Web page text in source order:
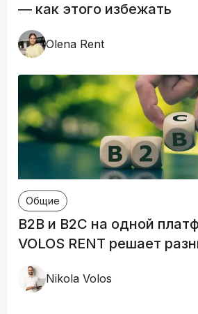
— как этого избежать
Olena Rent
Общие
B2B и B2C на одной
VOLOS RENT решает
Nikola Volos